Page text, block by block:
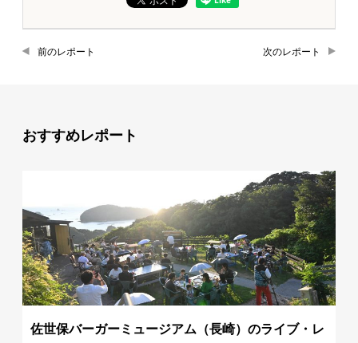
前のレポート 次のレポート
おすすめレポート
佐世保バーガーミュージアム（長崎）のライブ・レ